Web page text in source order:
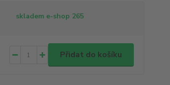
skladem e-shop 265
Přidat do košíku